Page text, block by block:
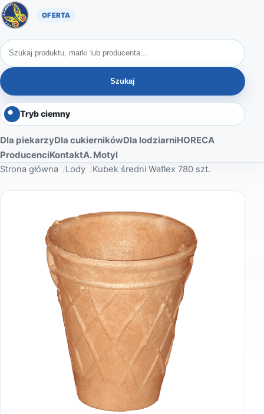
Oferta A. Motyl
Szukaj produktów
Szukaj
Tryb ciemny
Dla piekarzyDla cukiernikówDla lodziarniHORECA
ProducenciKontaktA. Motyl
Strona główna Lody Kubek średni Waflex 780 szt.